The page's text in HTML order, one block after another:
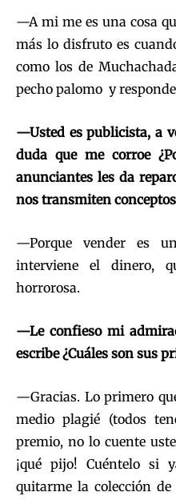
—A mi me es una cosa
más lo disfruto es
como los de
pecho palomo y
—Usted es publicista, a
duda que me corroe
anunciantes les da
nos transmiten conceptos
—Porque vender es
interviene el dinero,
horrorosa.
—Le confieso mi
escribe ¿Cuáles son sus
—Gracias. Lo primero
medio plagié (todos
premio, no lo cuente
¡qué pijo! Cuéntelo si
quitarme la colección